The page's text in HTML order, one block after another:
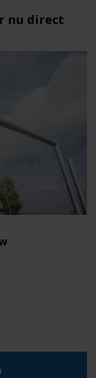
en loopwiel
nu direct